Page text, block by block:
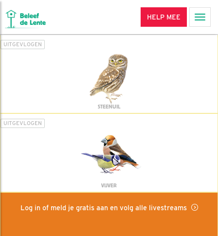
HELP MEE
UITGEVLOGEN
STEENUIL
UITGEVLOGEN
VIJVER
Log in of meld je gratis aan en volg alle livestreams